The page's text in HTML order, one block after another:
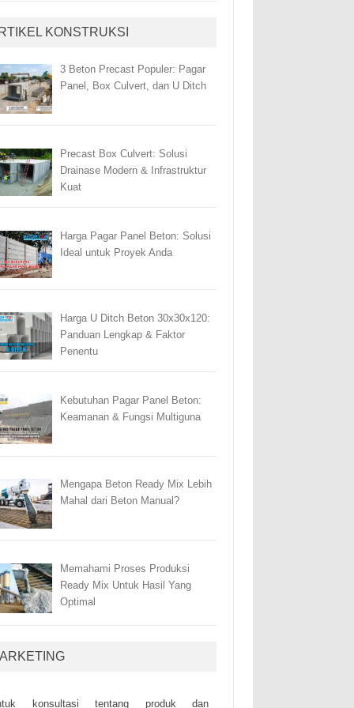
KONSTRUKSI
3 Beton Precast Populer: Pagar
Panel, Box Culvert, dan U Ditch
Precast Box Culvert: Solusi
Drainase Modern & Infrastruktur
Kuat
Harga Pagar Panel Beton: Solusi
Ideal untuk Proyek Anda
Harga U Ditch Beton 30x30x120:
Panduan Lengkap & Faktor
Penentu
Kebutuhan Pagar Panel Beton:
Keamanan & Fungsi Multiguna
Mengapa Beton Ready Mix Lebih
Mahal dari Beton Manual?
Memahami Proses Produksi
Ready Mix Untuk Hasil Yang
Optimal
kоnsultаsі tеntаng рrоduk dаn